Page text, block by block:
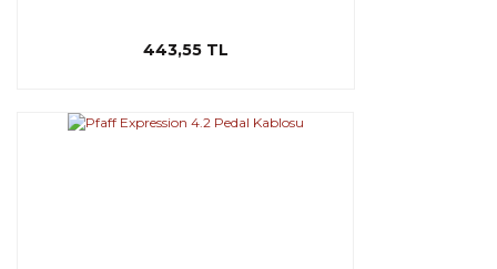
443,55 TL